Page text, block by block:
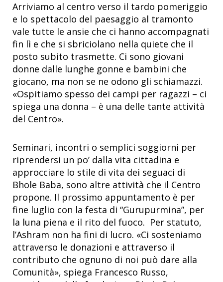
Arriviamo al centro verso il tardo pomeriggio
e lo spettacolo del paesaggio al tramonto
vale tutte le ansie che ci hanno accompagnati
fin lì e che si sbriciolano nella quiete che il
posto subito trasmette. Ci sono giovani
donne dalle lunghe gonne e bambini che
giocano, ma non se ne odono gli schiamazzi.
«Ospitiamo spesso dei campi per ragazzi – ci
spiega una donna – è una delle tante attività
del Centro».
Seminari, incontri o semplici soggiorni per
riprendersi un po’ dalla vita cittadina e
approcciare lo stile di vita dei seguaci di
Bhole Baba, sono altre attività che il Centro
propone. Il prossimo appuntamento è per
fine luglio con la festa di “Gurupurmina”, per
la luna piena e il rito del fuoco. Per statuto,
l’Ashram non ha fini di lucro. «Ci sosteniamo
attraverso le donazioni e attraverso il
contributo che ognuno di noi può dare alla
Comunità», spiega Francesco Russo,